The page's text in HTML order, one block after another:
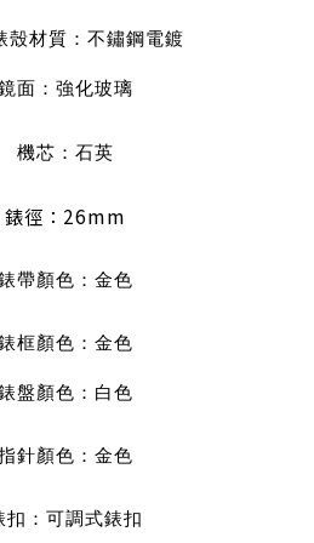
殼材質：不鏽鋼電鍍
面：強化玻璃
機芯：石英
錶徑：26mm
帶顏色：金色
框顏色：金色
盤顏色：白色
針顏色：金色
扣：可調式錶扣